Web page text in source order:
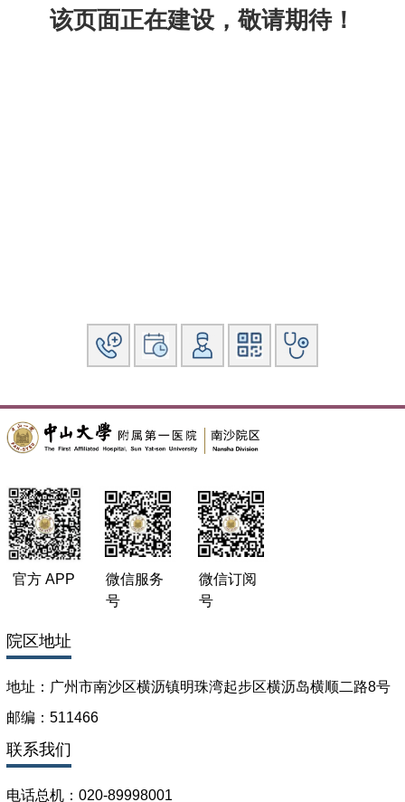
该页面正在建设，敬请期待！
官方 APP
微信服务
号
微信订阅
号
院区地址
地址：广州市南沙区横沥镇明珠湾起步区横沥岛横顺二路8号
邮编：511466
联系我们
电话总机：020-89998001